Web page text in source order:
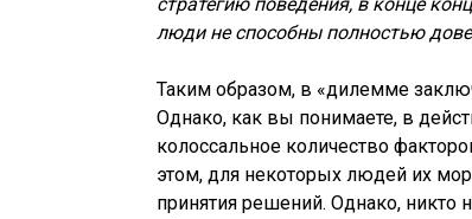
люди не способны полностью
Таким образом, в «дилемме
Однако, как вы понимаете, в
колоссальное количество
этом, для некоторых людей их
принятия решений. Однако, никто